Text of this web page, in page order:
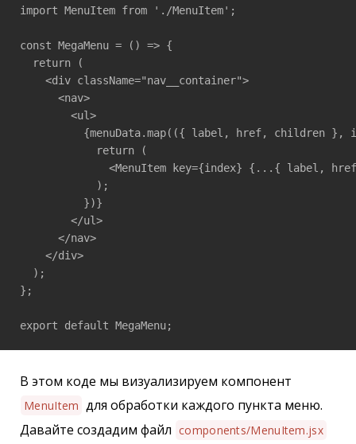
import MenuItem from './MenuItem';
const MegaMenu = () => {
  return (
    <div className="nav__container">
      <nav>
        <ul>
{menuData.map(({ label, href, children },
            return (
<MenuItem key={index} {...{ label,
            );
          })}
        </ul>
      </nav>
    </div>
  );
};
export default MegaMenu;
В этом коде мы визуализируем компонент
MenuItem для обработки каждого пункта меню.
Давайте создадим файл components/MenuItem.jsx